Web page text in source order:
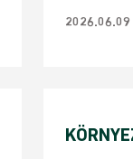
2026.06.09